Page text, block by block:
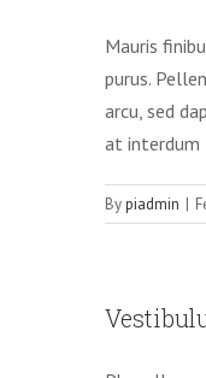
Mauris
purus.
arcu, sed
at interdum
Bypiadmin |